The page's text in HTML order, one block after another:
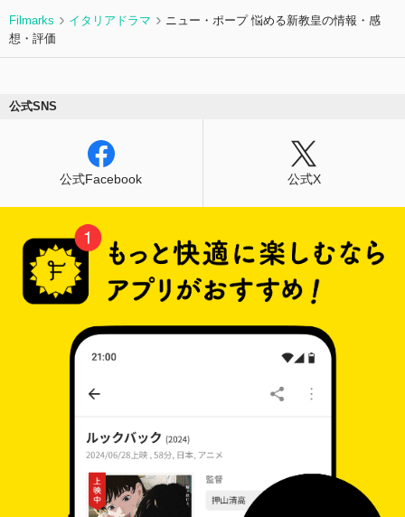
Filmarks イタリアドラマ
ニュー・ポープ 悩める新教皇の情報・感
想・評価
公式SNS
公式Facebook 公式X